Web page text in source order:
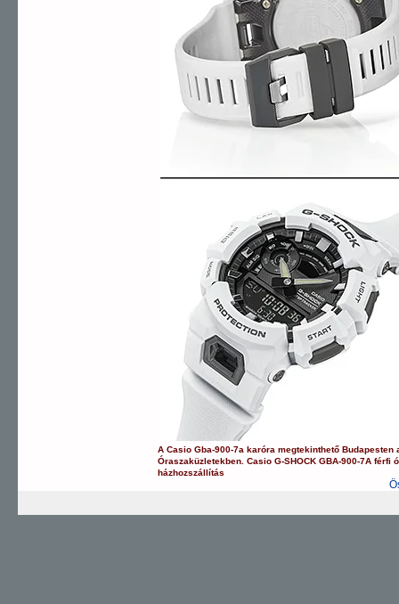
ACasio Gba-900-7a karóra megtekinthető Budapesten
Óraszaküzletekben.Casio G-SHOCK GBA-900-7A férfi
házhozszállítás